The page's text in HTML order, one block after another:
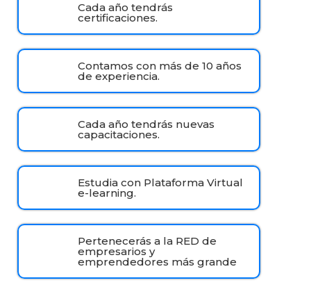
Cada año tendrás
certificaciones.
Contamos con más de 10 años
de experiencia.
Cada año tendrás nuevas
capacitaciones.
Estudia con Plataforma Virtual
e-learning.
Pertenecerás a la RED de
empresarios y
emprendedores más grande